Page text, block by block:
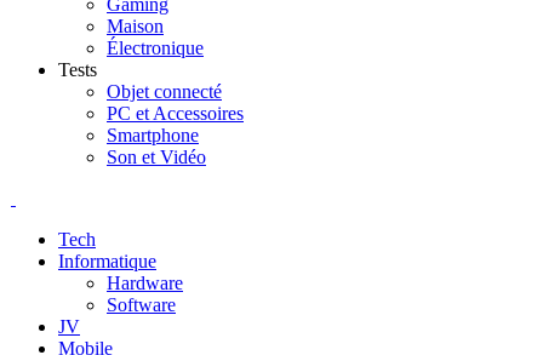
Gaming
Maison
Électronique
Tests
Objet connecté
PC et Accessoires
Smartphone
Son et Vidéo
Tech
Informatique
Hardware
Software
JV
Mobile